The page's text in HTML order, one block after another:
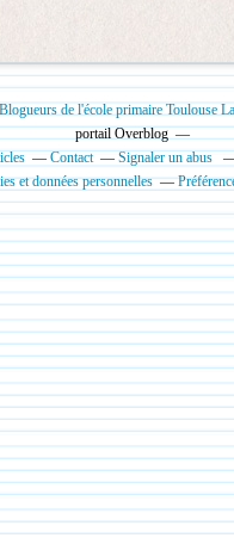
de l'école primaire Toulouse
portail Overblog
Contact Signaler un abus
et données personnelles